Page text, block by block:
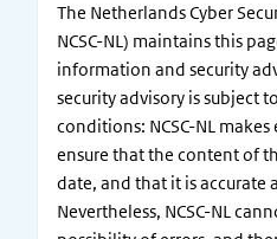
The Netherlands Cyber
NCSC-NL) maintains this
information and security
security advisory is subject
conditions: NCSC-NL
ensure that the content of
date, and that it is accurate
Nevertheless, NCSC-NL